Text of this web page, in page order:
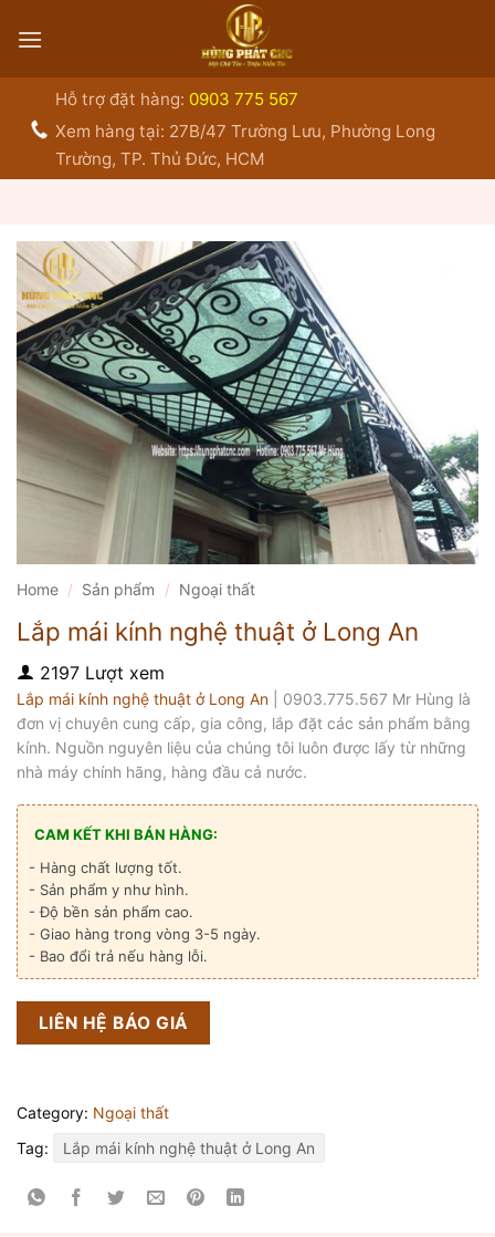
qua
Hỗ trợ đặt hàng: 0903 775 567
Xem hàng tại: 27B/47 Trường Lưu, Phường Long
Trường, TP. Thủ Đức, HCM
Home / Sản phẩm / Ngoại thất
Lắp mái kính nghệ thuật ở Long An
2197 Lượt xem
Lắp mái kính nghệ thuật ở Long An | 0903.775.567 Mr Hùng là
đơn vị chuyên cung cấp, gia công, lắp đặt các sản phẩm bằng
kính. Nguồn nguyên liệu của chúng tôi luôn được lấy từ những
nhà máy chính hãng, hàng đầu cả nước.
CAM KẾT KHI BÁN HÀNG:
- Hàng chất lượng tốt.
- Sản phẩm y như hình.
- Độ bền sản phẩm cao.
- Giao hàng trong vòng 3-5 ngày.
- Bao đổi trả nếu hàng lỗi.
LIÊN HỆ BÁO GIÁ
Category: Ngoại thất
Tag:
Lắp mái kính nghệ thuật ở Long An